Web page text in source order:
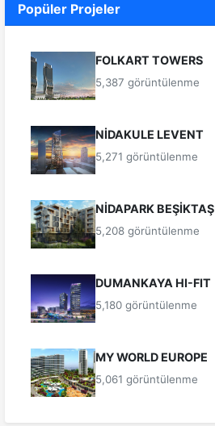
Popüler Projeler
FOLKART TOWERS
5,387 görüntülenme
NİDAKULE LEVENT
5,271 görüntülenme
NİDAPARK BEŞİKTAŞ
5,208 görüntülenme
DUMANKAYA HI-FIT
5,180 görüntülenme
MY WORLD EUROPE
5,061 görüntülenme